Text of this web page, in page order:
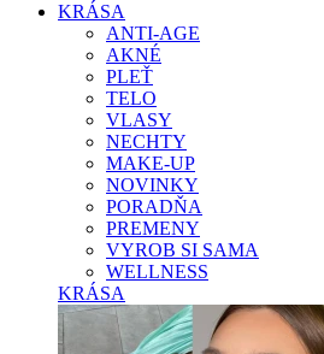
KRÁSA
ANTI-AGE
AKNÉ
PLEŤ
TELO
VLASY
NECHTY
MAKE-UP
NOVINKY
PORADŇA
PREMENY
VYROB SI SAMA
WELLNESS
KRÁSA